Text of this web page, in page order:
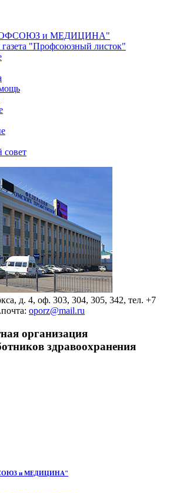
и МЕДИЦИНА"
газета "Профсоюзный листок"
д. 4, оф. 303, 304, 305, 342, тел. +7
oporz@mail.ru
организация
здравоохранения
и МЕДИЦИНА"